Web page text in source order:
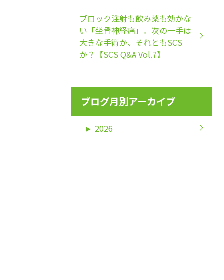
ブロック注射も飲み薬も効かな
い「坐骨神経痛」。次の一手は
大きな手術か、それともSCS
か？【SCS Q&A Vol.7】
ブログ月別アーカイブ
► 2026